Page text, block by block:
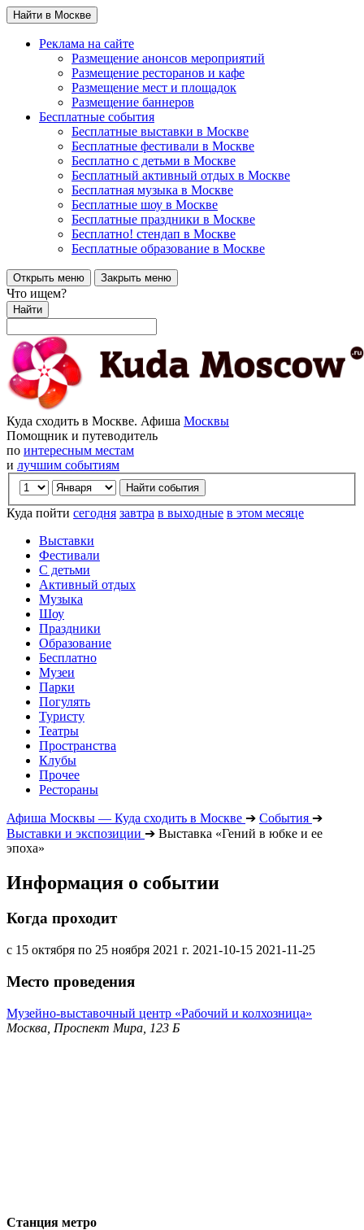
Найти в Москве
Реклама на сайте
Размещение анонсов мероприятий
Размещение ресторанов и кафе
Размещение мест и площадок
Размещение баннеров
Бесплатные события
Бесплатные выставки в Москве
Бесплатные фестивали в Москве
Бесплатно с детьми в Москве
Бесплатный активный отдых в Москве
Бесплатная музыка в Москве
Бесплатные шоу в Москве
Бесплатные праздники в Москве
Бесплатно! стендап в Москве
Бесплатные образование в Москве
Открыть меню Закрыть меню
Что ищем?
Найти
Куда сходить в Москве. Афиша Москвы
Помощник и путеводитель
по интересным местам
и лучшим событиям
Куда пойти сегодня завтра в выходные в этом месяце
Выставки
Фестивали
С детьми
Активный отдых
Музыка
Шоу
Праздники
Образование
Бесплатно
Музеи
Парки
Погулять
Туристу
Театры
Пространства
Клубы
Прочее
Рестораны
Афиша Москвы — Куда сходить в Москве ➔ События ➔
Выставки и экспозиции ➔ Выставка «Гений в юбке и ее
эпоха»
Информация о событии
Когда проходит
с 15 октября по 25 ноября 2021 г. 2021-10-15 2021-11-25
Место проведения
Музейно-выставочный центр «Рабочий и колхозница»
Москва, Проспект Мира, 123 Б
Станция метро